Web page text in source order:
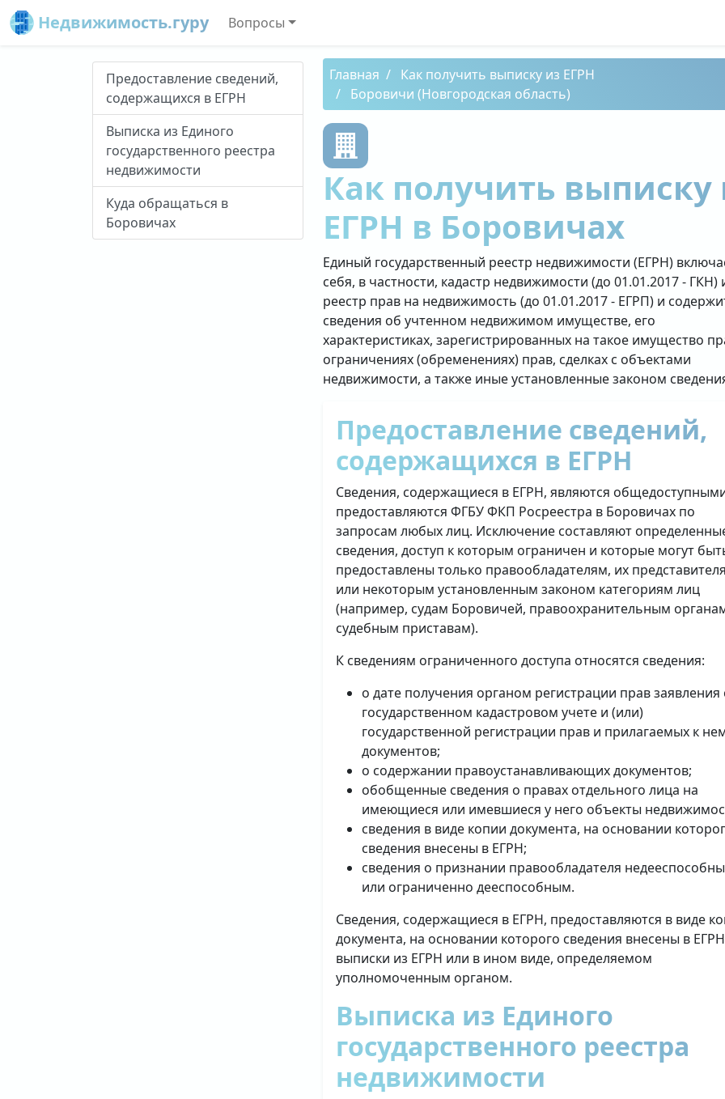
Недвижимость.гуру Вопросы
Предоставление сведений,
содержащихся в ЕГРН
Выписка из Единого
государственного реестра
недвижимости
Куда обращаться в
Боровичах
Главная
Как получить выписку из ЕГРН
Боровичи (Новгородская область)
Как получить выписку
ЕГРН в Боровичах
Единый государственный реестр недвижимости (ЕГРН)
себя, в частности, кадастр недвижимости (до 01.01.2017 - ГКН)
реестр прав на недвижимость (до 01.01.2017 - ЕГРП) и
сведения об учтенном недвижимом имуществе, его
характеристиках, зарегистрированных на такое имущество
ограничениях (обременениях) прав, сделках с объектами
недвижимости, а также иные установленные законом
Предоставление сведений,
содержащихся в ЕГРН
Сведения, содержащиеся в ЕГРН, являются
предоставляются ФГБУ ФКП Росреестра в Боровичах по
запросам любых лиц. Исключение составляют
сведения, доступ к которым ограничен и которые могут
предоставлены только правообладателям, их
или некоторым установленным законом категориям лиц
(например, судам Боровичей, правоохранительным
судебным приставам).
К сведениям ограниченного доступа относятся сведения:
о дате получения органом регистрации прав заявления
государственном кадастровом учете и (или)
государственной регистрации прав и прилагаемых к
документов;
о содержании правоустанавливающих документов;
обобщенные сведения о правах отдельного лица на
имеющиеся или имевшиеся у него объекты
сведения в виде копии документа, на основании
сведения внесены в ЕГРН;
сведения о признании правообладателя
или ограниченно дееспособным.
Сведения, содержащиеся в ЕГРН, предоставляются в виде
документа, на основании которого сведения внесены в
выписки из ЕГРН или в ином виде, определяемом
уполномоченным органом.
Выписка из Единого
государственного реестра
недвижимости